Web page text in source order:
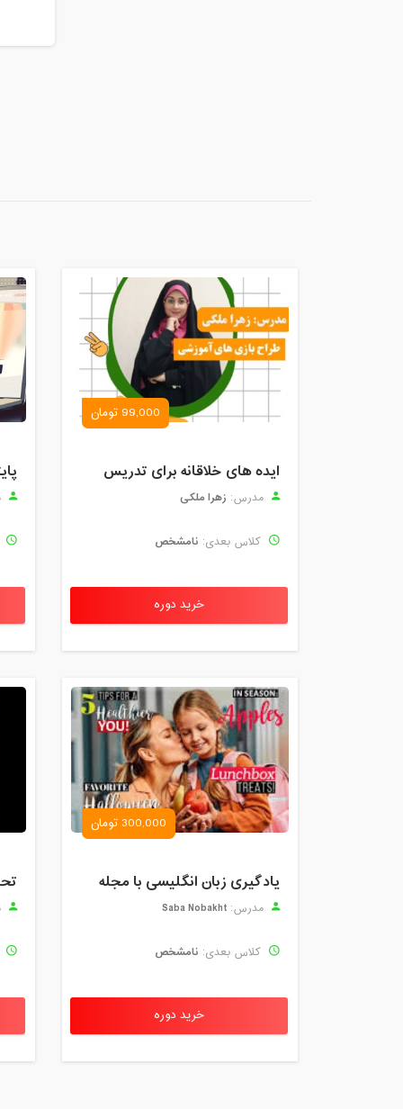
99,000 تومان
ایده های خلاقانه برای تدریس
مدرس: زهرا ملکی
کلاس بعدی: نامشخص
خرید دوره
300,000 تومان
یادگیری زبان انگلیسی با مجله
مدرس: Saba Nobakht
کلاس بعدی: نامشخص
خرید دوره